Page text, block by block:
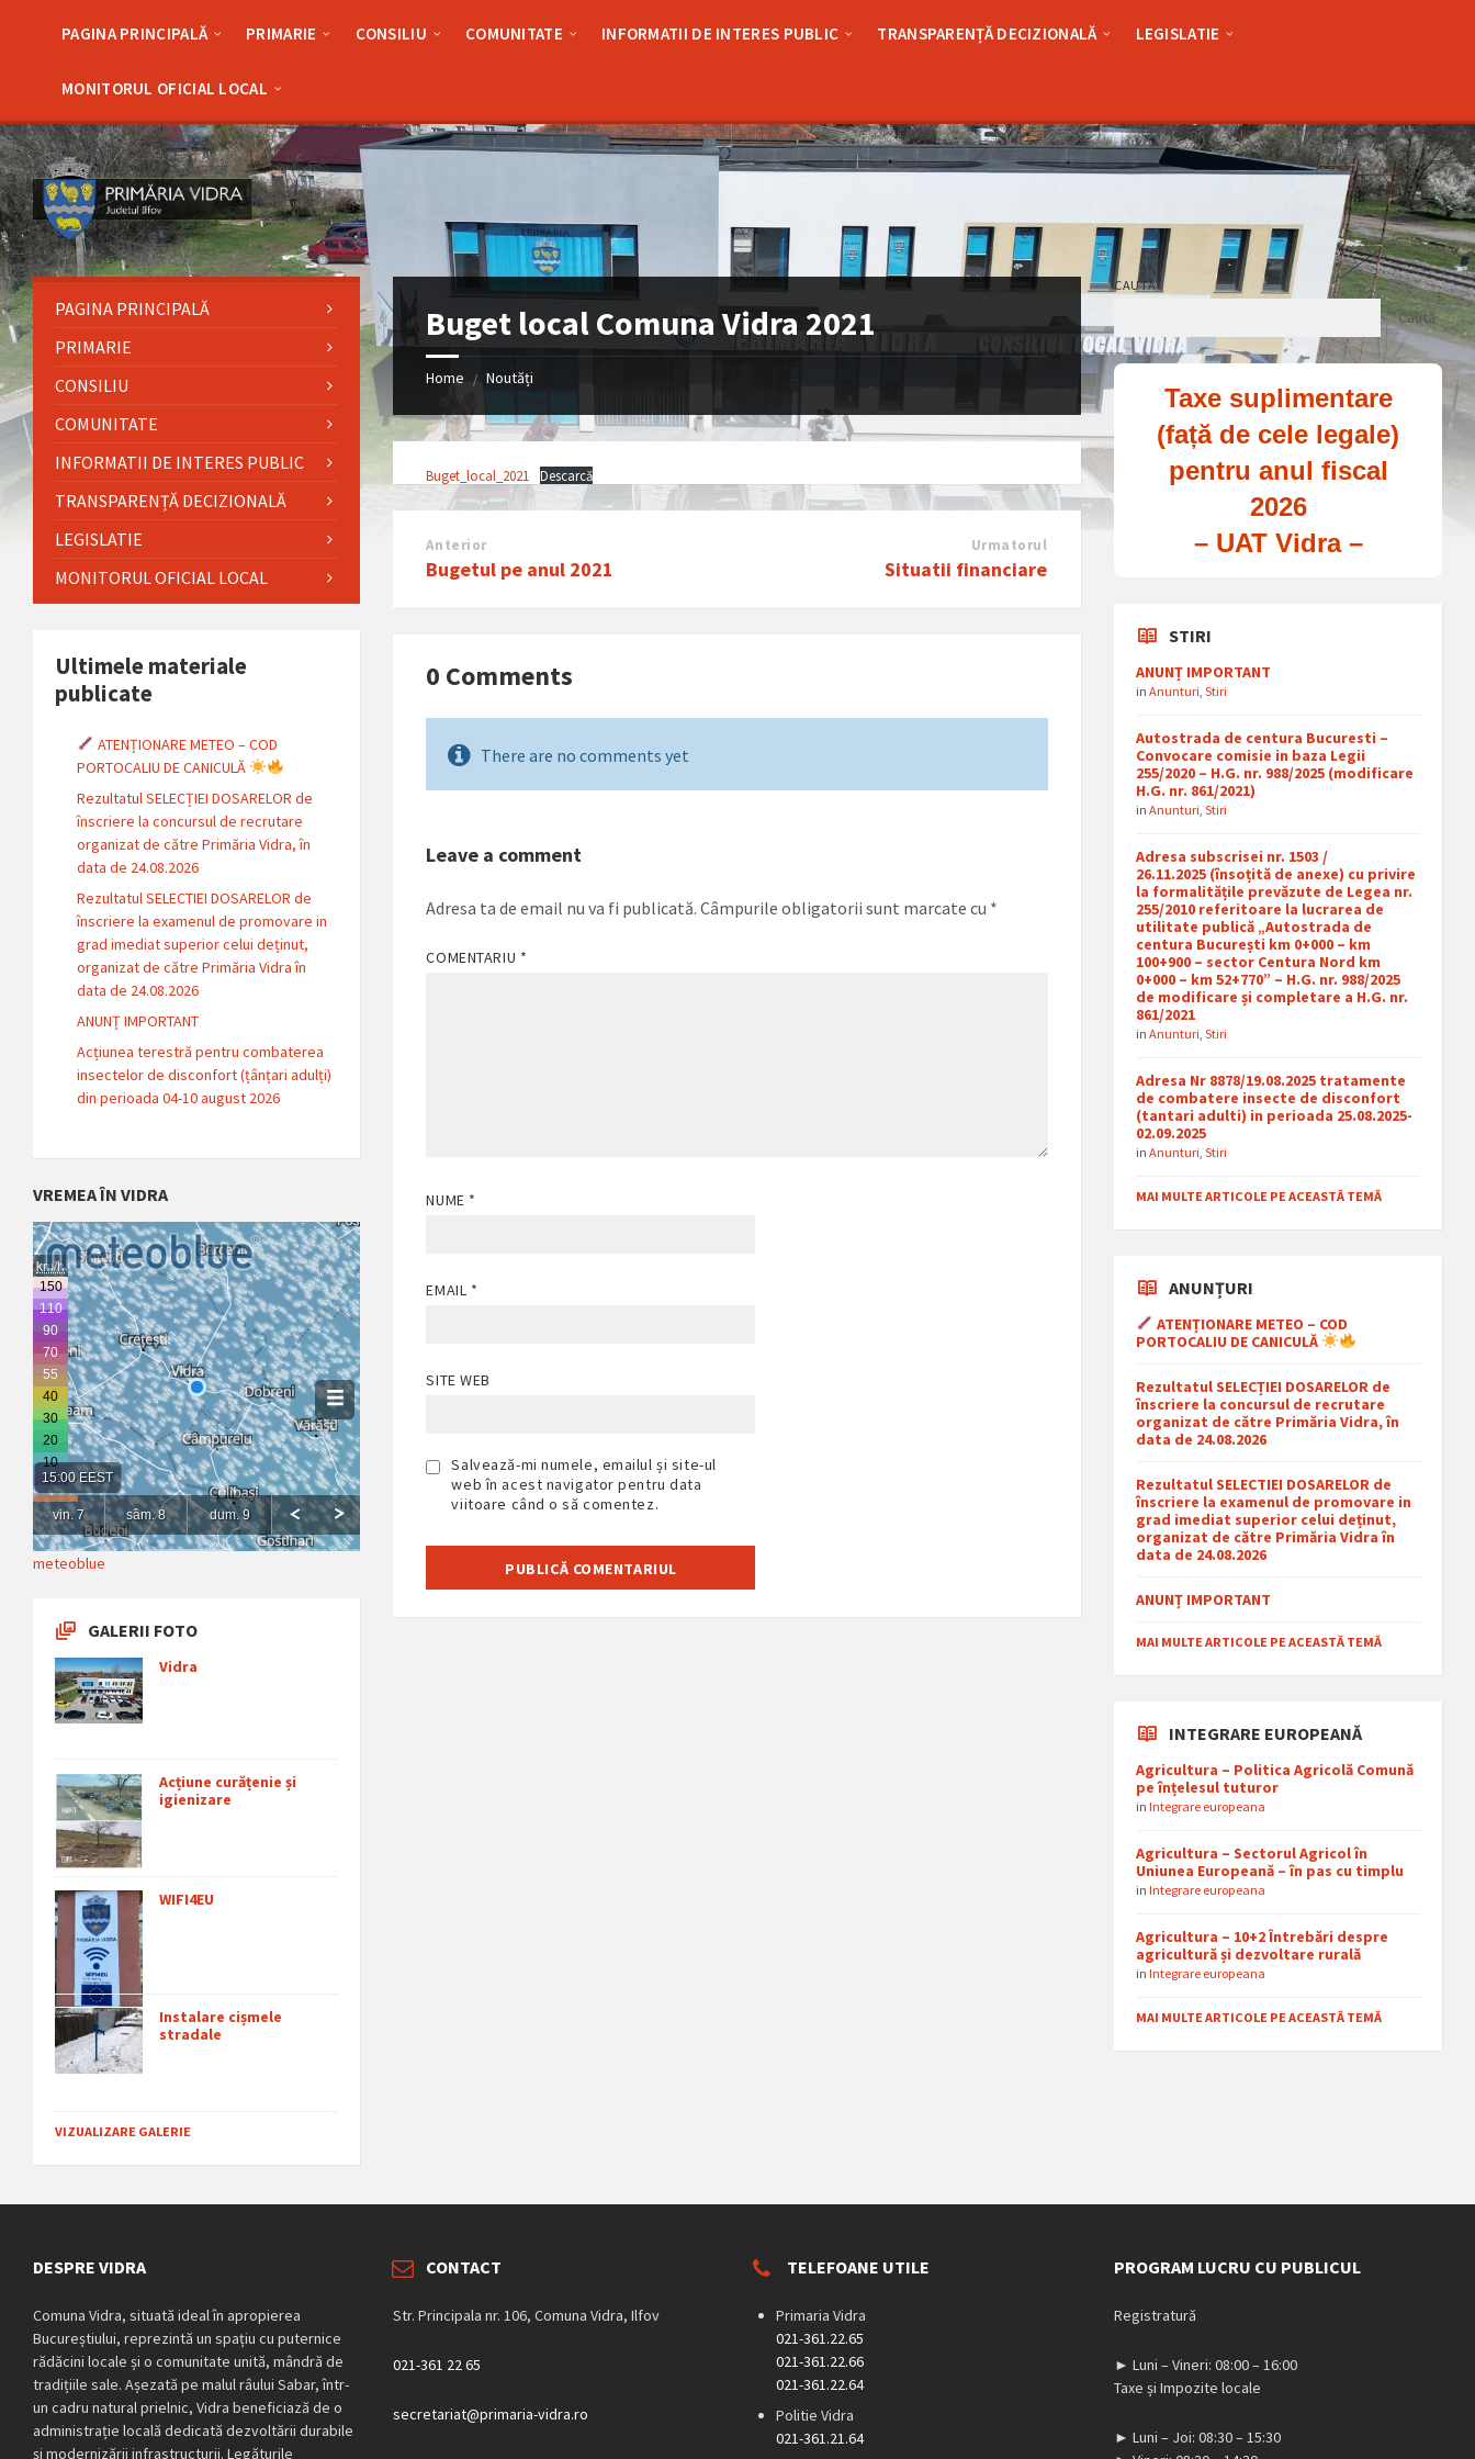
PAGINA PRINCIPALĂ PRIMARIE CONSILIU COMUNITATE INFORMATII DE INTERES PUBLIC TRANSPARENȚĂ DECIZIONALĂ LEGISLATIE
MONITORUL OFICIAL LOCAL
Buget local Comuna Vidra 2021
Home / Noutăți
Buget_local_2021 Descarcă
Anterior
Bugetul pe anul 2021
Urmatorul
Situatii financiare
0 Comments
There are no comments yet
Leave a comment
Adresa ta de email nu va fi publicată. Câmpurile obligatorii sunt marcate cu *
COMENTARIU *
NUME *
EMAIL *
SITE WEB
Salvează-mi numele, emailul și site-ul
web în acest navigator pentru data
viitoare când o să comentez.
PAGINA PRINCIPALĂ
PRIMARIE
CONSILIU
COMUNITATE
INFORMATII DE INTERES PUBLIC
TRANSPARENȚĂ DECIZIONALĂ
LEGISLATIE
MONITORUL OFICIAL LOCAL
Ultimele materiale
publicate
ATENȚIONARE METEO – COD
PORTOCALIU DE CANICULĂ
Rezultatul SELECȚIEI DOSARELOR de
înscriere la concursul de recrutare
organizat de către Primăria Vidra, în
data de 24.08.2026
Rezultatul SELECTIEI DOSARELOR de
înscriere la examenul de promovare in
grad imediat superior celui deținut,
organizat de către Primăria Vidra în
data de 24.08.2026
ANUNȚ IMPORTANT
Acțiunea terestră pentru combaterea
insectelor de disconfort (țânțari adulți)
din perioada 04-10 august 2026
VREMEA ÎN VIDRA
meteoblue
GALERII FOTO
Vidra
Acțiune curățenie și
igienizare
WIFI4EU
Instalare cișmele
stradale
VIZUALIZARE GALERIE
CAUTĂ
Caută
Taxe suplimentare
(față de cele legale)
pentru anul fiscal
2026
– UAT Vidra –
STIRI
ANUNȚ IMPORTANT
inAnunturi ,Stiri
Autostrada de centura Bucuresti –
Convocare comisie in baza Legii
255/2020 – H.G. nr. 988/2025 (modificare
H.G. nr. 861/2021)
inAnunturi ,Stiri
Adresa subscrisei nr. 1503 /
26.11.2025 (însoțită de anexe) cu privire
la formalitățile prevăzute de Legea nr.
255/2010 referitoare la lucrarea de
utilitate publică „Autostrada de
centura București km 0+000 – km
100+900 – sector Centura Nord km
0+000 – km 52+770” – H.G. nr. 988/2025
de modificare și completare a H.G. nr.
861/2021
inAnunturi ,Stiri
Adresa Nr 8878/19.08.2025 tratamente
de combatere insecte de disconfort
(tantari adulti) in perioada 25.08.2025-
02.09.2025
inAnunturi ,Stiri
MAI MULTE ARTICOLE PE ACEASTĂ TEMĂ
ANUNȚURI
ATENȚIONARE METEO – COD
PORTOCALIU DE CANICULĂ
Rezultatul SELECȚIEI DOSARELOR de
înscriere la concursul de recrutare
organizat de către Primăria Vidra, în
data de 24.08.2026
Rezultatul SELECTIEI DOSARELOR de
înscriere la examenul de promovare in
grad imediat superior celui deținut,
organizat de către Primăria Vidra în
data de 24.08.2026
ANUNȚ IMPORTANT
MAI MULTE ARTICOLE PE ACEASTĂ TEMĂ
INTEGRARE EUROPEANĂ
Agricultura – Politica Agricolă Comună
pe înțelesul tuturor
inIntegrare europeana
Agricultura – Sectorul Agricol în
Uniunea Europeană – în pas cu timplu
inIntegrare europeana
Agricultura – 10+2 Întrebări despre
agricultură și dezvoltare rurală
inIntegrare europeana
MAI MULTE ARTICOLE PE ACEASTĂ TEMĂ
DESPRE VIDRA
Comuna Vidra, situată ideal în apropierea
Bucureștiului, reprezintă un spațiu cu puternice
rădăcini locale și o comunitate unită, mândră de
tradițiile sale. Așezată pe malul râului Sabar, într-
un cadru natural prielnic, Vidra beneficiază de o
administrație locală dedicată dezvoltării durabile
și modernizării infrastructurii. Legăturile
CONTACT
Str. Principala nr. 106, Comuna Vidra, Ilfov
021-361 22 65
secretariat@primaria-vidra.ro
TELEFOANE UTILE
Primaria Vidra
021-361.22.65
021-361.22.66
021-361.22.64
Politie Vidra
021-361.21.64
PROGRAM LUCRU CU PUBLICUL
Registratură
► Luni – Vineri: 08:00 – 16:00
Taxe și Impozite locale
► Luni – Joi: 08:30 – 15:30